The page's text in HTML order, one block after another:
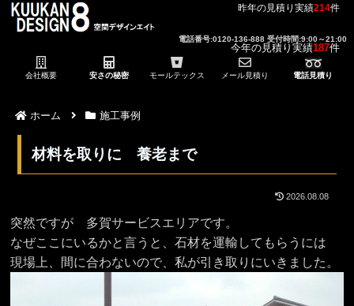
昨年の見積り実績214件
今年の見積り実績187件
電話番号:0120-136-888 受付時間:9:00～21:00
会社概要 安さの秘密 モールテックス メール見積り 電話見積り
ホーム 施工事例
材料を取りに 養老まで
2026.08.08
突然ですが 多賀サービスエリアです。
なぜここにいるかと言うと、石材を運輸してもらうには
現場上、間に合わないので、私が引き取りにいきました。